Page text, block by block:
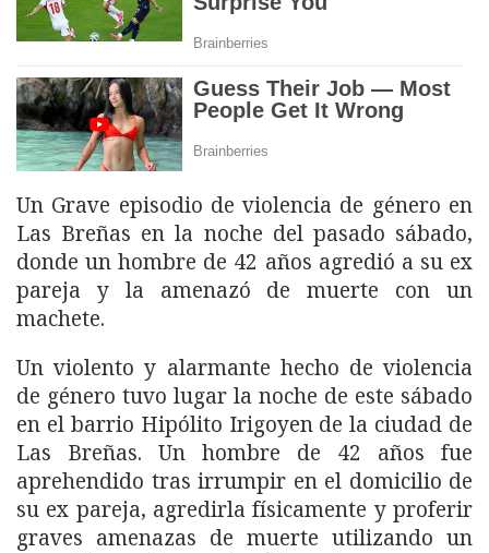
Un Grave episodio de violencia de género en
Las Breñas en la noche del pasado sábado,
donde un hombre de 42 años agredió a su ex
pareja y la amenazó de muerte con un
machete.
Un violento y alarmante hecho de violencia
de género tuvo lugar la noche de este sábado
en el barrio Hipólito Irigoyen de la ciudad de
Las Breñas. Un hombre de 42 años fue
aprehendido tras irrumpir en el domicilio de
su ex pareja, agredirla físicamente y proferir
graves amenazas de muerte utilizando un